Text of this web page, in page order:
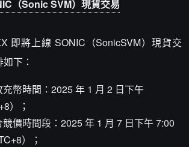
（Sonic SVM）現貨交易
即將上線 SONIC（SonicSVM）現貨交
下：
幣時間：2025 年 1 月 2 日下午
）；
價時間段：2025 年 1 月 7 日下午 7:00
）；